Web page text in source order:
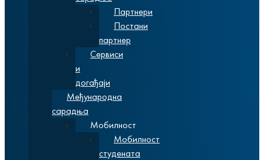
Партнери
Постани
партнер
Сервиси
и
догађаји
Међународна
сарадња
Мобилност
Мобилност
студената